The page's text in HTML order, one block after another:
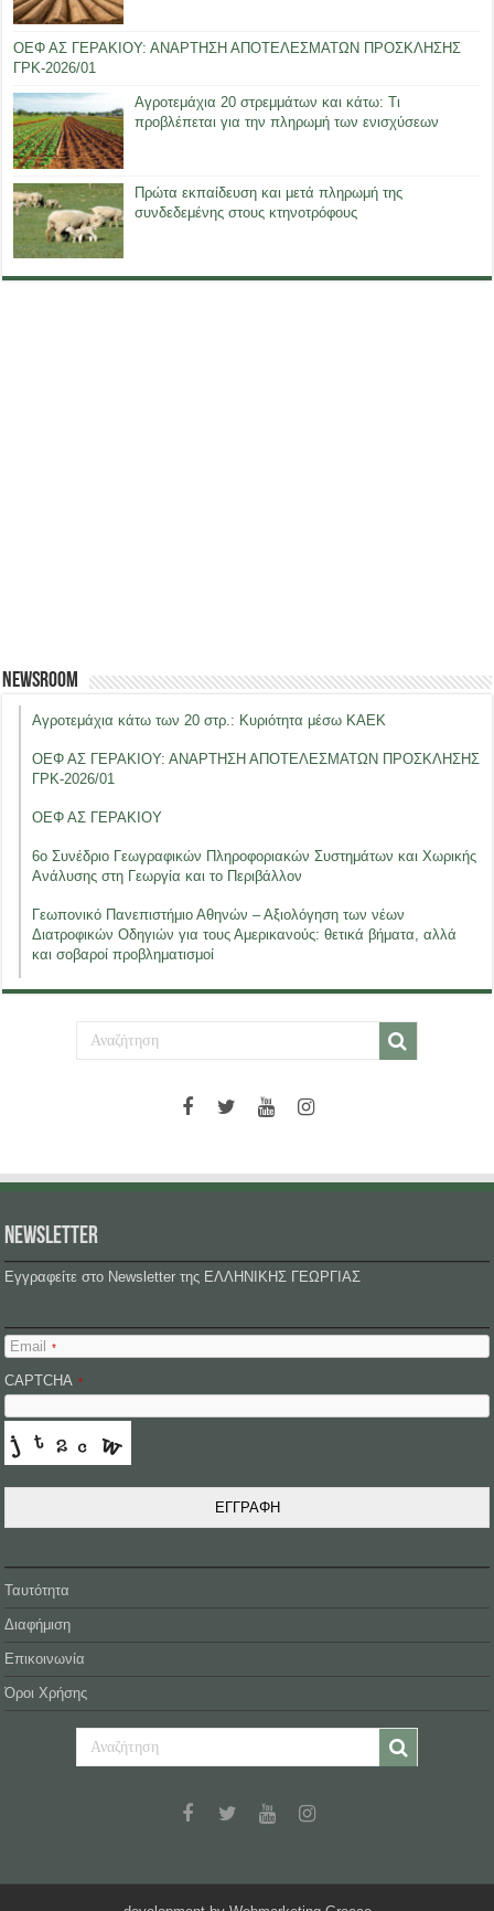
ΟΕΦ ΑΣ ΓΕΡΑΚΙΟΥ: ΑΝΑΡΤΗΣΗ ΑΠΟΤΕΛΕΣΜΑΤΩΝ ΠΡΟΣΚΛΗΣΗΣ
ΓΡΚ-2026/01
Αγροτεμάχια 20 στρεμμάτων και κάτω: Τι
προβλέπεται για την πληρωμή των ενισχύσεων
Πρώτα εκπαίδευση και μετά πληρωμή της
συνδεδεμένης στους κτηνοτρόφους
Newsroom
Αγροτεμάχια κάτω των 20 στρ.: Κυριότητα μέσω ΚΑΕΚ
ΟΕΦ ΑΣ ΓΕΡΑΚΙΟΥ: ΑΝΑΡΤΗΣΗ ΑΠΟΤΕΛΕΣΜΑΤΩΝ ΠΡΟΣΚΛΗΣΗΣ
ΓΡΚ-2026/01
ΟΕΦ ΑΣ ΓΕΡΑΚΙΟΥ
6ο Συνέδριο Γεωγραφικών Πληροφοριακών Συστημάτων και Χωρικής
Ανάλυσης στη Γεωργία και το Περιβάλλον
Γεωπονικό Πανεπιστήμιο Αθηνών – Αξιολόγηση των νέων
Διατροφικών Οδηγιών για τους Αμερικανούς: θετικά βήματα, αλλά
και σοβαροί προβληματισμοί
NEWSLETTER
Εγγραφείτε στο Newsletter της ΕΛΛΗΝΙΚΗΣ ΓΕΩΡΓΙΑΣ
Email *
CAPTCHA *
ΕΓΓΡΑΦΗ
Ταυτότητα
Διαφήμιση
Επικοινωνία
Όροι Χρήσης